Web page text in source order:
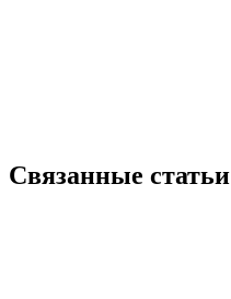
Связанные статьи